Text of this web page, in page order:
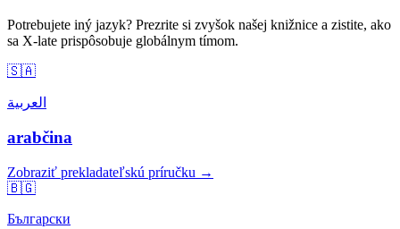
Potrebujete iný jazyk? Prezrite si zvyšok našej knižnice a zistite, ako
sa X-late prispôsobuje globálnym tímom.
🇸🇦
العربية
arabčina
Zobraziť prekladateľskú príručku →
🇧🇬
Български